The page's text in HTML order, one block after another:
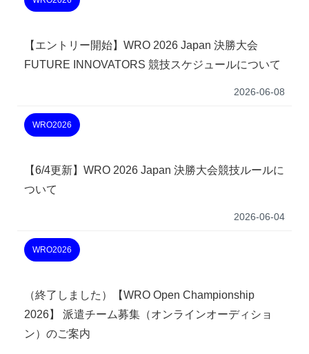
【エントリー開始】WRO 2026 Japan 決勝大会
FUTURE INNOVATORS 競技スケジュールについて
2026-06-08
WRO2026
【6/4更新】WRO 2026 Japan 決勝大会競技ルールに
ついて
2026-06-04
WRO2026
（終了しました）【WRO Open Championship
2026】 派遣チーム募集（オンラインオーディショ
ン）のご案内